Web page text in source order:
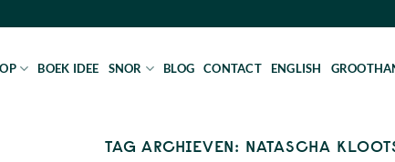
BOEK IDEE SNOR BLOG CONTACT ENGLISH
TAG ARCHIEVEN: NATASCHA